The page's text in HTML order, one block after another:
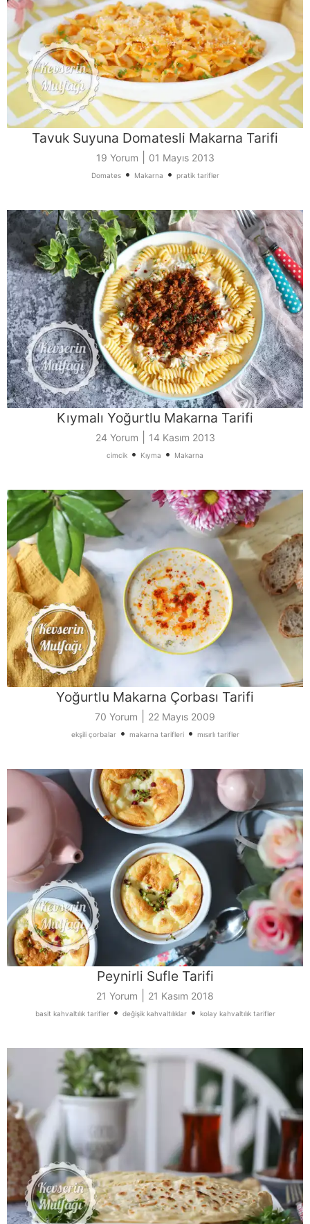
Tavuk Suyuna Domatesli Makarna Tarifi
19 Yorum 01 Mayıs 2013
Domates• Makarna • pratik tarifler
Kıymalı Yoğurtlu Makarna Tarifi
24 Yorum 14 Kasım 2013
cimcik • Kıyma • Makarna
Yoğurtlu Makarna Çorbası Tarifi
70 Yorum 22 Mayıs 2009
ekşili çorbalar• makarna tarifleri• mısırlı tarifler
Peynirli Sufle Tarifi
21 Yorum 21 Kasım 2018
basit kahvaltılık tarifler• değişik kahvaltılıklar• kolay kahvaltılık tarifler